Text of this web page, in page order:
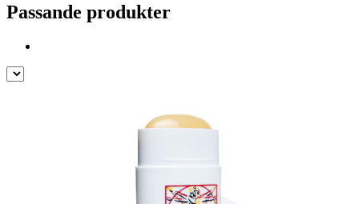
Passande produkter